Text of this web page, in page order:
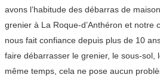
avons l’habitude des débarras de
grenier à La Roque-d’Anthéron et notre
nous fait confiance depuis plus de 10
faire débarrasser le grenier, le sous-sol,
même temps, cela ne pose aucun